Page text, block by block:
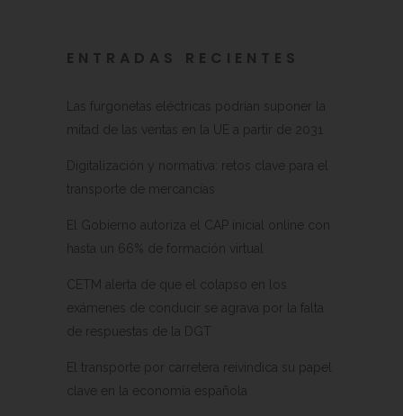
ENTRADAS RECIENTES
Las furgonetas eléctricas podrían suponer la
mitad de las ventas en la UE a partir de 2031
Digitalización y normativa: retos clave para el
transporte de mercancías
El Gobierno autoriza el CAP inicial online con
hasta un 66% de formación virtual
CETM alerta de que el colapso en los
exámenes de conducir se agrava por la falta
de respuestas de la DGT
El transporte por carretera reivindica su papel
clave en la economía española